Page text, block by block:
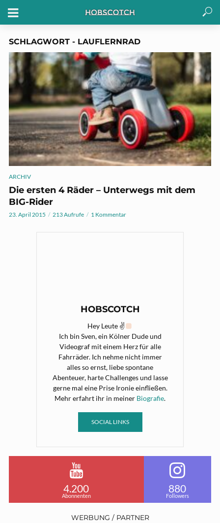
SCHLAGWORT - LAUFLERNRAD
ARCHIV
Die ersten 4 Räder – Unterwegs mit dem
BIG-Rider
23. April 2015 213 Aufrufe 1 Kommentar
HOBSCOTCH
Hey Leute ✌
Ich bin Sven, ein Kölner Dude und
Videograf mit einem Herz für alle
Fahrräder. Ich nehme nicht immer
alles so ernst, liebe spontane
Abenteuer, harte Challenges und lasse
gerne mal eine Prise Ironie einfließen.
Mehr erfahrt ihr in meiner Biografie.
SOCIAL LINKS
4.200
Abonnenten
880
Followers
WERBUNG / PARTNER